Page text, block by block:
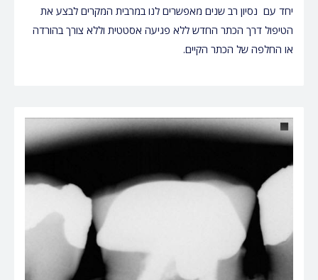
יחד עם נסיון רב שנים מאפשרים לנו במרבית המקרים לבצע את
הטיפול דרך הכתר החדש ללא פגיעה אסטטית וללא צורך בהורדה
או החלפה של הכתר הקיים.